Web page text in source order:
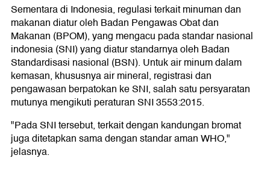
Sementara di Indonesia, regulasi terkait minuman dan
makanan diatur oleh Badan Pengawas Obat dan
Makanan (BPOM), yang mengacu pada standar nasional
indonesia (SNI) yang diatur standarnya oleh Badan
Standardisasi nasional (BSN). Untuk air minum dalam
kemasan, khususnya air mineral, registrasi dan
pengawasan berpatokan ke SNI, salah satu persyaratan
mutunya mengikuti peraturan SNI 3553:2015.
"Pada SNI tersebut, terkait dengan kandungan bromat
juga ditetapkan sama dengan standar aman WHO,"
jelasnya.